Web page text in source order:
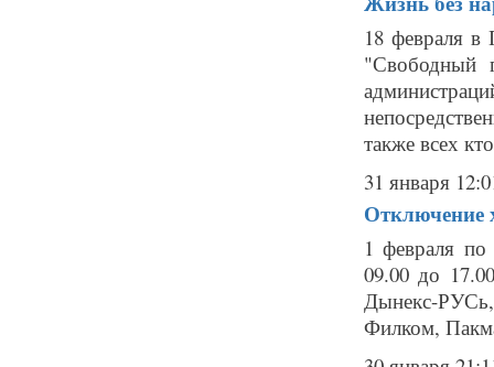
18 февраля в
"Свободный
также всех
31 января
Отключение
1 февраля
09.00 до
Дынекс-
Филком,